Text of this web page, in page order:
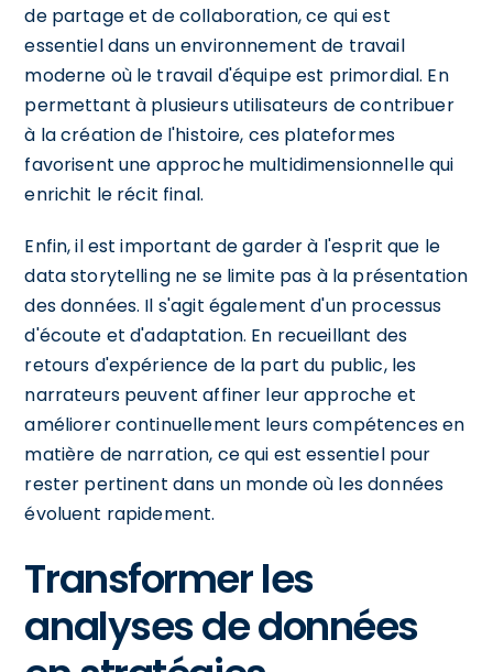
de partage et de collaboration, ce qui est
essentiel dans un environnement de travail
moderne où le travail d'équipe est primordial. En
permettant à plusieurs utilisateurs de contribuer
à la création de l'histoire, ces plateformes
favorisent une approche multidimensionnelle qui
enrichit le récit final.
Enfin, il est important de garder à l'esprit que le
data storytelling ne se limite pas à la présentation
des données. Il s'agit également d'un processus
d'écoute et d'adaptation. En recueillant des
retours d'expérience de la part du public, les
narrateurs peuvent affiner leur approche et
améliorer continuellement leurs compétences en
matière de narration, ce qui est essentiel pour
rester pertinent dans un monde où les données
évoluent rapidement.
Transformer les
analyses de données